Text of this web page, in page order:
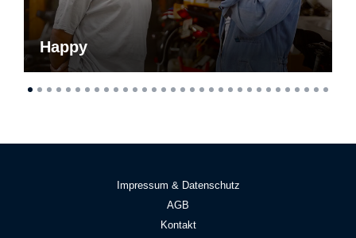
Happy
Impressum & Datenschutz
AGB
Kontakt